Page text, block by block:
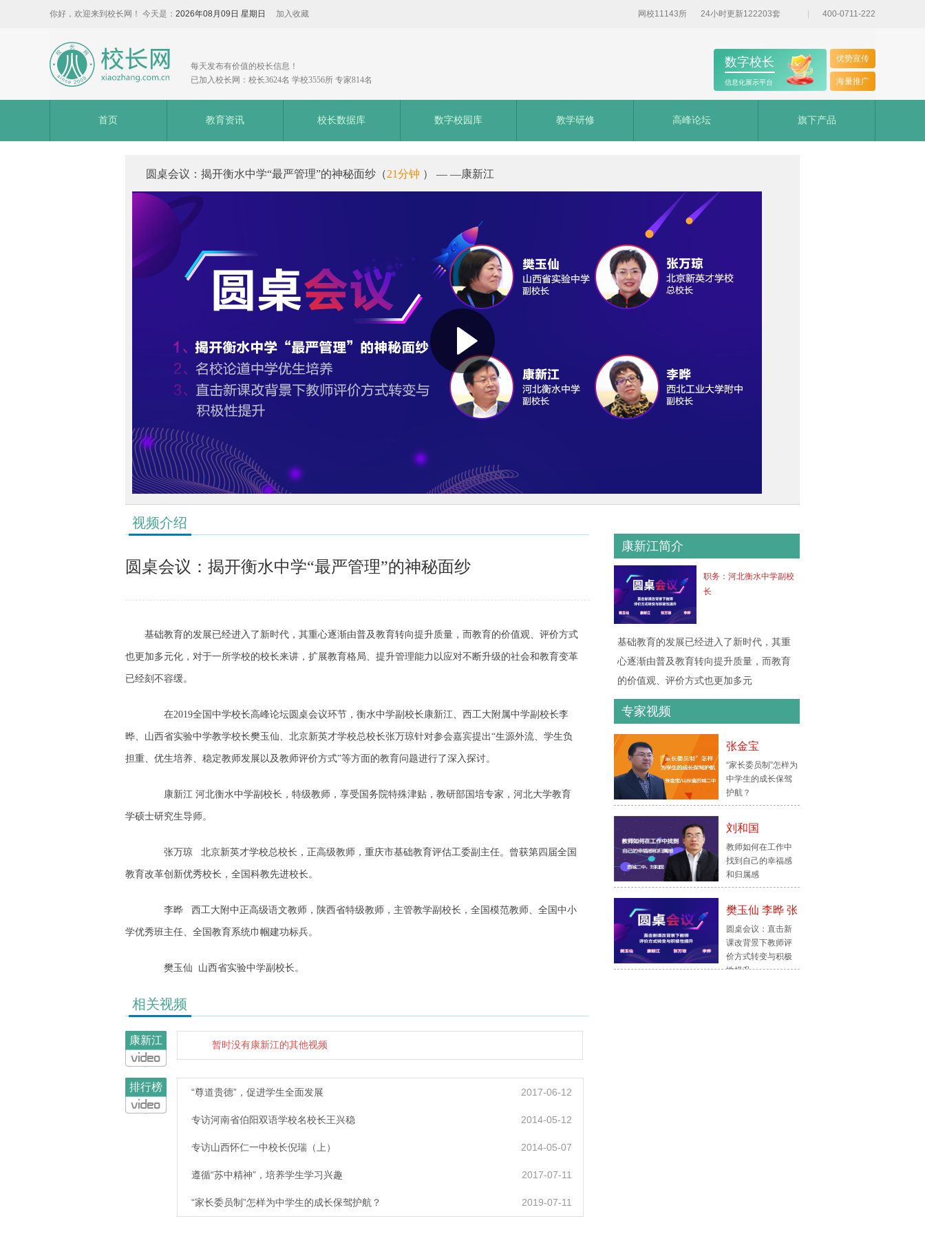
你好，欢迎来到校长网！ 今天是： 2026年08月09日 星期日 加入收藏 400-0711-222
24小时更新122203套
网校11143所
每天发布有价值的校长信息！
已加入校长网：校长3624名 学校3556所 专家814名
优势宣传
海量推广
数字校长
信息化展示平台
首页 教育资讯 校长数据库 数字校园库 教学研修 高峰论坛 旗下产品
圆桌会议：揭开衡水中学“最严管理”的神秘面纱（21分钟 ） — —康新江
视频介绍
圆桌会议：揭开衡水中学“最严管理”的神秘面纱
基础教育的发展已经进入了新时代，其重心逐渐由普及教育转向提升质量，而教育的价值观、评价方式
也更加多元化，对于一所学校的校长来讲，扩展教育格局、提升管理能力以应对不断升级的社会和教育变革
已经刻不容缓。
在2019全国中学校长高峰论坛圆桌会议环节，衡水中学副校长康新江、西工大附属中学副校长李
晔、山西省实验中学教学校长樊玉仙、北京新英才学校总校长张万琼针对参会嘉宾提出“生源外流、学生负
担重、优生培养、稳定教师发展以及教师评价方式”等方面的教育问题进行了深入探讨。
康新江 河北衡水中学副校长，特级教师，享受国务院特殊津贴，教研部国培专家，河北大学教育
学硕士研究生导师。
张万琼 北京新英才学校总校长，正高级教师，重庆市基础教育评估工委副主任。曾获第四届全国
教育改革创新优秀校长，全国科教先进校长。
李晔 西工大附中正高级语文教师，陕西省特级教师，主管教学副校长，全国模范教师、全国中小
学优秀班主任、全国教育系统巾帼建功标兵。
樊玉仙 山西省实验中学副校长。
相关视频
康新江 暂时没有康新江的其他视频
排行榜 2017-06-12
“尊道贵德”，促进学生全面发展
2014-05-12
专访河南省伯阳双语学校名校长王兴稳
2014-05-07
专访山西怀仁一中校长倪瑞（上）
2017-07-11
遵循“苏中精神”，培养学生学习兴趣
2019-07-11
“家长委员制”怎样为中学生的成长保驾护航？
康新江简介
职务： 河北衡水中学副校
长
基础教育的发展已经进入了新时代，其重
心逐渐由普及教育转向提升质量，而教育
的价值观、评价方式也更加多元
专家视频
张金宝
“家长委员制”怎样为
中学生的成长保驾
护航？
刘和国
教师如何在工作中
找到自己的幸福感
和归属感
樊玉仙 李晔 张
万琼
圆桌会议：直击新
课改背景下教师评
价方式转变与积极
性提升